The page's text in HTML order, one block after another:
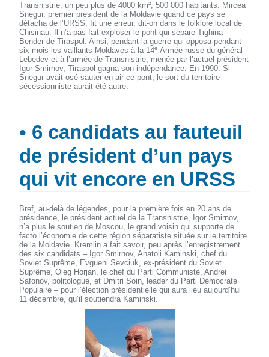
Transnistrie, un peu plus de 4000 km², 500 000 habitants. Mircea
Snegur, premier président de la Moldavie quand ce pays se
détacha de l’URSS, fit une erreur, dit-on dans le folklore local de
Chisinau. Il n’a pas fait exploser le pont qui sépare Tighina-
Bender de Tiraspol. Ainsi, pendant la guerre qui opposa pendant
six mois les vaillants Moldaves à la 14e Armée russe du général
Lebedev et à l’armée de Transnistrie, menée par l’actuel président
Igor Smirnov, Tiraspol gagna son indépendance. En 1990. Si
Snegur avait osé sauter en air ce pont, le sort du territoire
sécessionniste aurait été autre.
• 6 candidats au fauteuil
de président d’un pays
qui vit encore en URSS
Bref, au-delà de légendes, pour la première fois en 20 ans de
présidence, le président actuel de la Transnistrie, Igor Smirnov,
n’a plus le soutien de Moscou, le grand voisin qui supporte de
facto l’économie de cette région séparatiste située sur le territoire
de la Moldavie. Kremlin a fait savoir, peu après l’enregistrement
des six candidats – Igor Smirnov, Anatoli Kaminski, chef du
Soviet Suprême, Evgueni Sevciuk, ex-président du Soviet
Suprême, Oleg Horjan, le chef du Parti Communiste, Andrei
Safonov, politologue, et Dmitri Soin, leader du Parti Démocrate
Populaire – pour l’élection présidentielle qui aura lieu aujourd’hui
11 décembre, qu’il soutiendra Kaminski.